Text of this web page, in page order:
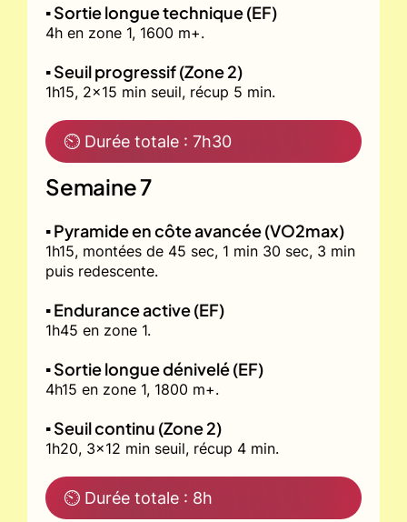
▪️ Sortie longue technique (EF)
4h en zone 1, 1600 m+.
▪️ Seuil progressif (Zone 2)
1h15, 2x15 min seuil, récup 5 min.
⏲ Durée totale : 7h30
Semaine 7
▪️ Pyramide en côte avancée (VO2max)
1h15, montées de 45 sec, 1 min 30 sec, 3 min
puis redescente.
▪️ Endurance active (EF)
1h45 en zone 1.
▪️ Sortie longue dénivelé (EF)
4h15 en zone 1, 1800 m+.
▪️ Seuil continu (Zone 2)
1h20, 3x12 min seuil, récup 4 min.
⏲ Durée totale : 8h